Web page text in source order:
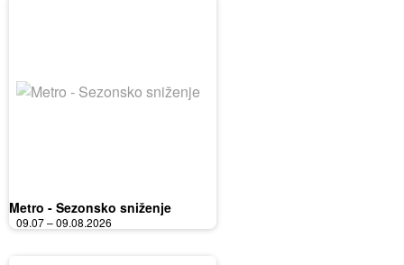
Metro - Sezonsko sniženje
09.07 – 09.08.2026